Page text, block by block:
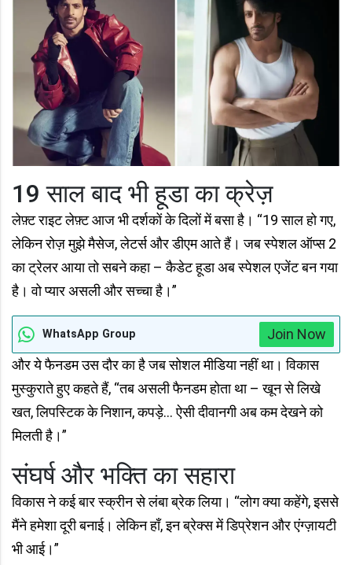
19 साल बाद भी हूडा का क्रेज़
लेफ़्ट राइट लेफ़्ट आज भी दर्शकों के दिलों में बसा है। “19 साल हो गए,
लेकिन रोज़ मुझे मैसेज, लेटर्स और डीएम आते हैं। जब स्पेशल ऑप्स 2
का ट्रेलर आया तो सबने कहा – कैडेट हूडा अब स्पेशल एजेंट बन गया
है। वो प्यार असली और सच्चा है।”
WhatsApp Group
Join Now
और ये फैनडम उस दौर का है जब सोशल मीडिया नहीं था। विकास
मुस्कुराते हुए कहते हैं, “तब असली फैनडम होता था – खून से लिखे
खत, लिपस्टिक के निशान, कपड़े… ऐसी दीवानगी अब कम देखने को
मिलती है।”
संघर्ष और भक्ति का सहारा
विकास ने कई बार स्क्रीन से लंबा ब्रेक लिया। “लोग क्या कहेंगे, इससे
मैंने हमेशा दूरी बनाई। लेकिन हाँ, इन ब्रेक्स में डिप्रेशन और एंग्ज़ायटी
भी आई।”